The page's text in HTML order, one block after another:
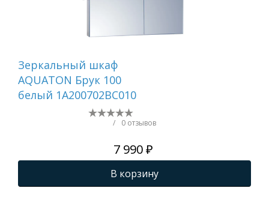
Зеркальный шкаф
AQUATON Брук 100
белый 1A200702BC010
/ 0 отзывов
7 990 ₽
В корзину